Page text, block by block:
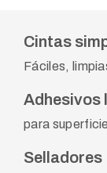
Cintas
Fáciles,
Adhesivos
para
Selladores